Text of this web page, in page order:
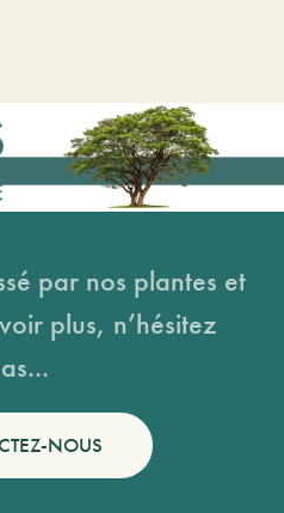
par nos plantes et
plus, n’hésitez
NOUS